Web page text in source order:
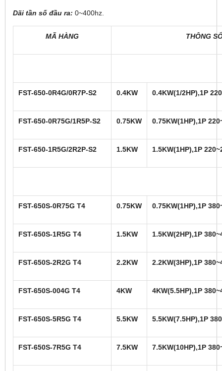
Dãi tần số đầu ra: 0~400hz.
MÃ HÀNG THÔNG
FST-650-0R4G/0R7P-S2 0.4KW 0.4KW(1/2HP),1P
FST-650-0R75G/1R5P-S2 0.75KW 0.75KW(1HP),1P
FST-650-1R5G/2R2P-S2 1.5KW 1.5KW(1HP),1P
FST-650S-0R75G T4 0.75KW 0.75KW(1HP),1P
FST-650S-1R5G T4 1.5KW 1.5KW(2HP),1P
FST-650S-2R2G T4 2.2KW 2.2KW(3HP),1P
FST-650S-004G T4 4KW 4KW(5.5HP),1P
FST-650S-5R5G T4 5.5KW 5.5KW(7.5HP),1P
FST-650S-7R5G T4 7.5KW 7.5KW(10HP),1P